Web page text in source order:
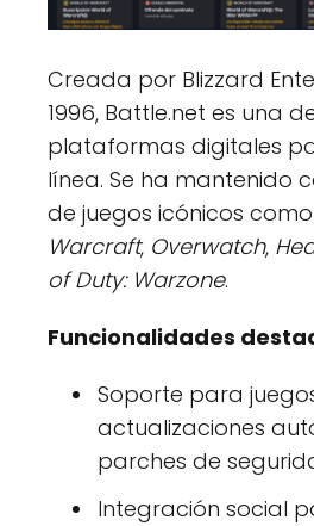
Creada por Blizzard
1996, Battle.net es una
plataformas digitales
línea. Se ha mantenido
de juegos icónicos como
Warcraft, Overwatch,
of Duty: Warzone.
Funcionalidades
Soporte para
actualizaciones
parches de
Integración social